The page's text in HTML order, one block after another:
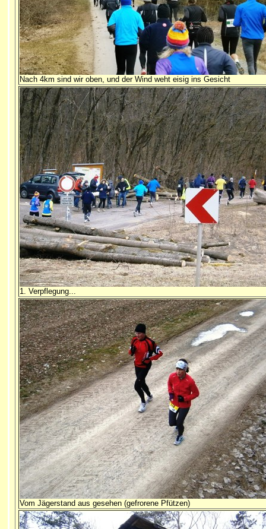
Nach 4km sind wir oben, und der Wind weht eisig ins Gesicht
1. Verpflegung...
Vom Jägerstand aus gesehen (gefrorene Pfützen)